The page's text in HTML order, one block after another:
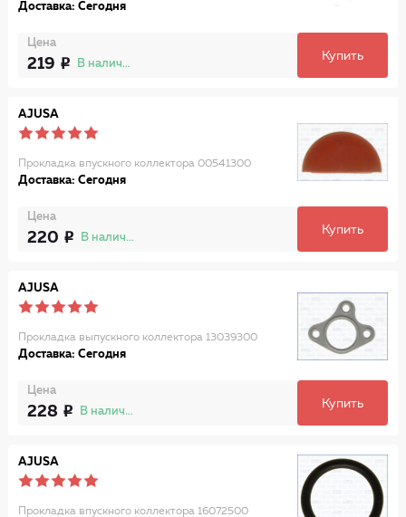
Доставка: Сегодня
Цена
219 В наличии
Купить
AJUSA
Прокладка впускного коллектора 00541300
Доставка: Сегодня
Цена
220 В наличии
Купить
AJUSA
Прокладка выпускного коллектора 13039300
Доставка: Сегодня
Цена
228 В наличии
Купить
AJUSA
Прокладка впускного коллектора 16072500